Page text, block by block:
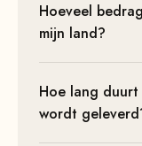
Hoeveel
mijn land?
Hoe lang
wordt